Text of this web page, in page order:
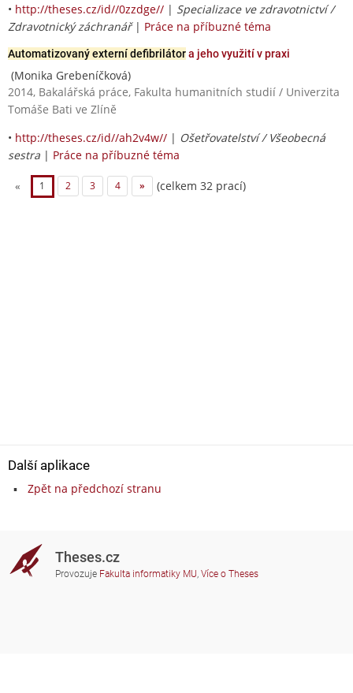
• http://theses.cz/id//0zzdge// | Specializace ve zdravotnictví /
Zdravotnický záchranář| Práce na příbuzné téma
Automatizovaný externí defibrilátora jeho využití v praxi
(Monika Grebeníčková)
2014, Bakalářská práce, Fakulta humanitních studií / Univerzita
Tomáše Bati ve Zlíně
• http://theses.cz/id//ah2v4w// | Ošetřovatelství / Všeobecná
sestra | Práce na příbuzné téma
« 1 2 3 4 » (celkem 32 prací)
Další aplikace
Zpět na předchozí stranu
Theses.cz
Provozuje Fakulta informatiky MU, Více o Theses